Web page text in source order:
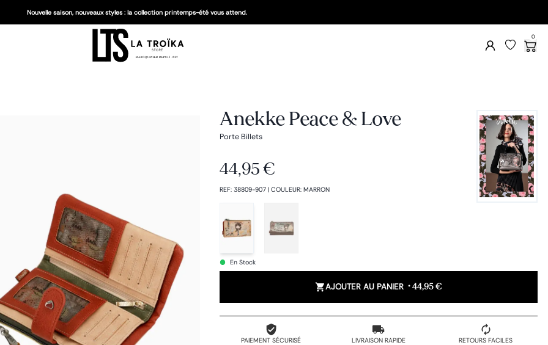
Nouvelle saison, nouveaux styles : la collection printemps-été vous attend.
0
Anekke Peace & Love
Porte Billets
44,95 €
REF: 38809-907| COULEUR: MARRON
En Stock
AJOUTER AU PANIER • 44,95 €
PAIEMENT SÉCURISÉ LIVRAISON RAPIDE RETOURS FACILES